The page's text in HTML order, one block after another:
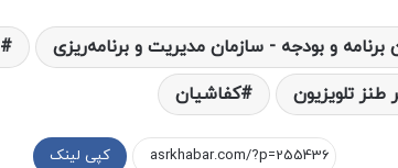
و بودجه - سازمان مدیریت و برنامه‌ریزی
طنز تلویزیون كفاشيان
کپی لینک